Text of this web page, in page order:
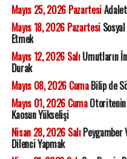
Mayıs 25, 2026 Pazartesi
Mayıs 18, 2026 PazartesiSosyal
Etmek
Mayıs 12, 2026 SalıUmutların
Durak
Mayıs 08, 2026 CumaBilip de
Mayıs 01, 2026 CumaOtoritenin
Kaosun Yükselişi
Nisan 28, 2026 SalıPeygamber
Dilenci Yapmak